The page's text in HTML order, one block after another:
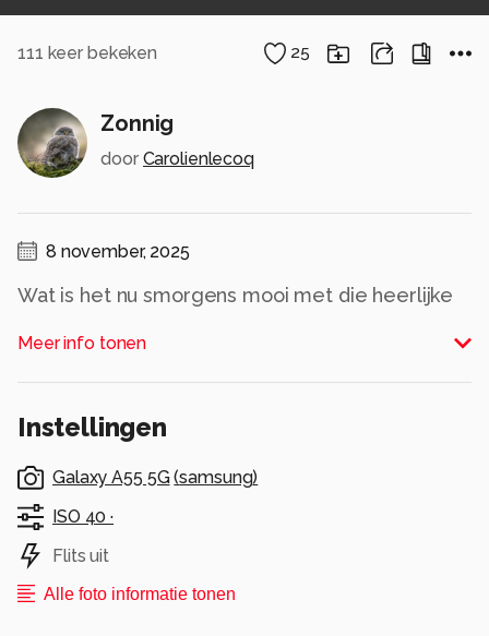
111 keer bekeken 25
Zonnig
door Carolienlecoq
8 november, 2025
Wat is het nu smorgens mooi met die heerlijke
Meer info tonen
Instellingen
Galaxy A55 5G (samsung)
ISO 40 ·
Flits uit
Alle foto informatie tonen